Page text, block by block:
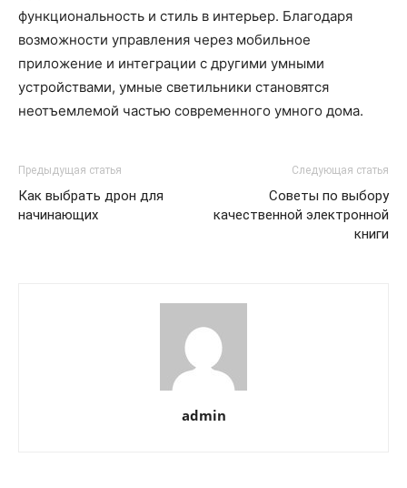
функциональность и стиль в интерьер. Благодаря
возможности управления через мобильное
приложение и интеграции с другими умными
устройствами, умные светильники становятся
неотъемлемой частью современного умного дома.
Предыдущая статья
Как выбрать дрон для
начинающих
Следующая статья
Советы по выбору
качественной электронной
книги
admin